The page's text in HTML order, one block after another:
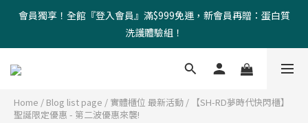
會員獨享！全館『登入會員』滿$999免運，新會員再贈：蛋白質
洗護體驗組！
Home / Blog list page / 實體櫃位 最新活動 /
【SH-RD夢時代快閃櫃】
聖誕限定優惠 - 第二波優惠來襲!